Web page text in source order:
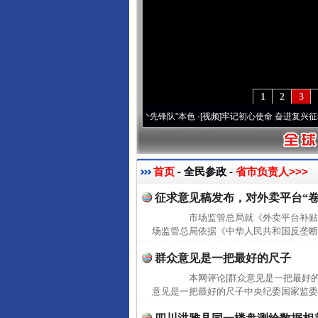
3
2
1
永葆“两个先锋队”本色·[视频] 牢记初心使命 奋进复兴征程丨
首页 - 全民参政 - 省市负责人>>>
征求意见稿发布，对外卖平台“
市场监管总局就《外卖平台补
场监管总局依据《中华人民共和国反垄
群众意见是一把最好的尺子
本网评论|群众意见是一把最好
意见是一把最好的尺子中央纪委国家